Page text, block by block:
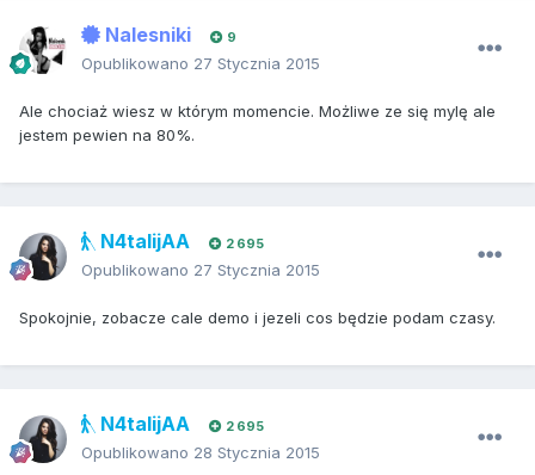
Nalesniki 9
Opublikowano 27 Stycznia 2015
Ale chociaż wiesz w którym momencie. Możliwe ze się mylę ale
jestem pewien na 80%.
N4talijAA 2 695
Opublikowano 27 Stycznia 2015
Spokojnie, zobacze cale demo i jezeli cos będzie podam czasy.
N4talijAA 2 695
Opublikowano 28 Stycznia 2015